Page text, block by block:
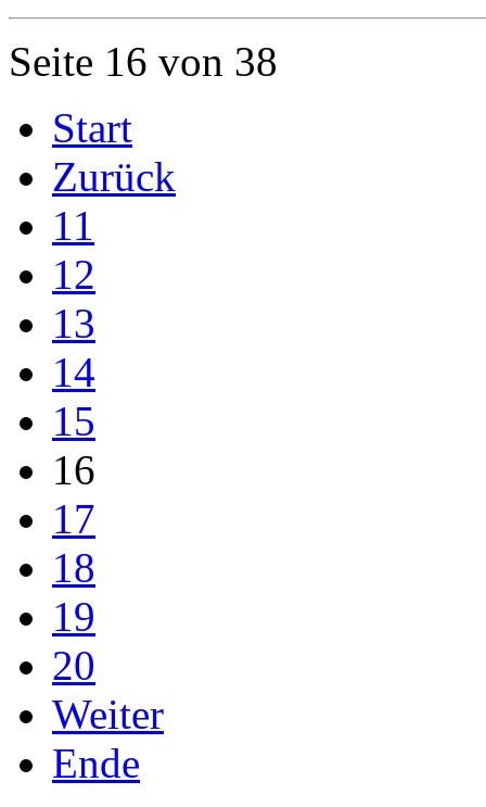
Seite 16 von 38
Start
Zurück
11
12
13
14
15
16
17
18
19
20
Weiter
Ende